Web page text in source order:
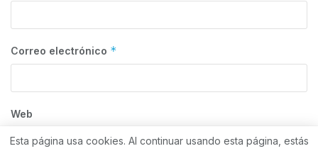
Correo electrónico *
Web
Esta página usa cookies. Al continuar usando esta página, estás